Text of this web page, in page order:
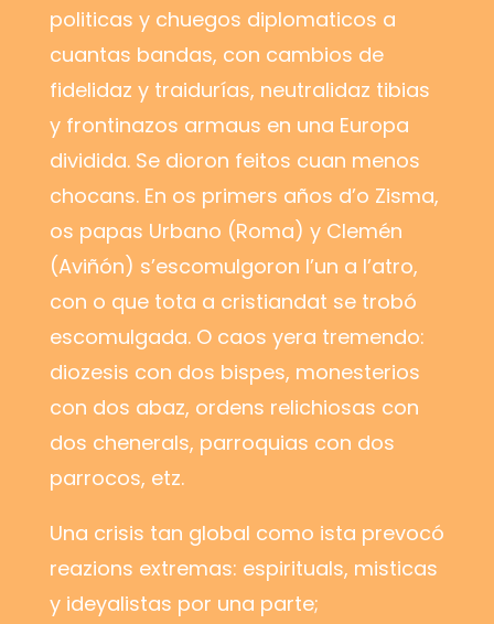
politicas y chuegos diplomaticos a
cuantas bandas, con cambios de
fidelidaz y traidurías, neutralidaz tibias
y frontinazos armaus en una Europa
dividida. Se dioron feitos cuan menos
chocans. En os primers años d’o Zisma,
os papas Urbano (Roma) y Clemén
(Aviñón) s’escomulgoron l’un a l’atro,
con o que tota a cristiandat se trobó
escomulgada. O caos yera tremendo:
diozesis con dos bispes, monesterios
con dos abaz, ordens relichiosas con
dos chenerals, parroquias con dos
parrocos, etz.
Una crisis tan global como ista prevocó
reazions extremas: espirituals, misticas
y ideyalistas por una parte;